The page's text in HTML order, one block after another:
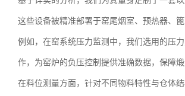
这些设备被精准部署于窑尾烟室、预热器、
例如，在窑系统压力监测中，我们选用的压
作，为窑炉的负压控制提供准确数据，保障煅
在料位测量方面，针对不同物料特性与仓体